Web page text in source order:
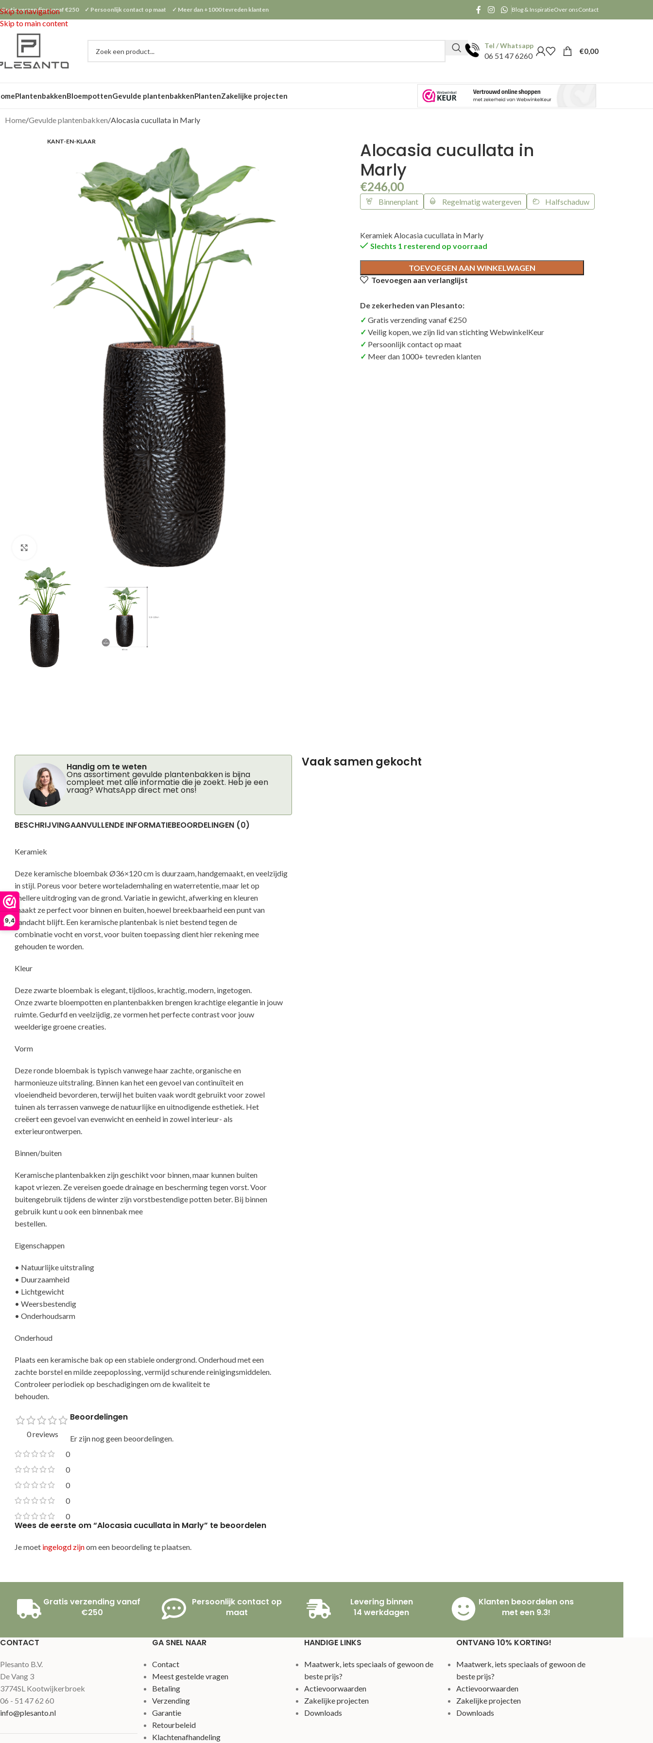
9,4
Skip to navigation
Skip to main content
verzending vanaf €250 ✓ Persoonlijk contact op maat ✓ Meer dan +1000 tevreden klanten Blog & InspiratieOver onsContact
Tel / Whatsapp
06 51 47 6260
€0,00
PlantenbakkenBloempottenGevulde plantenbakkenPlantenZakelijke projecten
Home Gevulde plantenbakken Alocasia cucullata in Marly
KANT-EN-KLAAR
Alocasia cucullata in
Marly
€246,00
Binnenplant Regelmatig watergeven Halfschaduw
Keramiek Alocasia cucullata in Marly
Slechts 1 resterend op voorraad
TOEVOEGEN AAN WINKELWAGEN
Toevoegen aan verlanglijst
De zekerheden van Plesanto:
Gratis verzending vanaf €250
Veilig kopen, we zijn lid van stichting WebwinkelKeur
Persoonlijk contact op maat
Meer dan 1000+ tevreden klanten
Handig om te weten
Ons assortiment gevulde plantenbakken is bijna
compleet met alle informatie die je zoekt. Heb je een
vraag? WhatsApp direct met ons!
BESCHRIJVINGAANVULLENDE INFORMATIEBEOORDELINGEN (0)
Keramiek
Deze keramische bloembak Ø36×120 cm is duurzaam, handgemaakt, en veelzijdig
in stijl. Poreus voor betere wortelademhaling en waterretentie, maar let op
snellere uitdroging van de grond. Variatie in gewicht, afwerking en kleuren
maakt ze perfect voor binnen en buiten, hoewel breekbaarheid een punt van
aandacht blijft. Een keramische plantenbak is niet bestend tegen de
combinatie vocht en vorst, voor buiten toepassing dient hier rekening mee
gehouden te worden.
Kleur
Deze zwarte bloembak is elegant, tijdloos, krachtig, modern, ingetogen.
Onze zwarte bloempotten en plantenbakken brengen krachtige elegantie in jouw
ruimte. Gedurfd en veelzijdig, ze vormen het perfecte contrast voor jouw
weelderige groene creaties.
Vorm
Deze ronde bloembak is typisch vanwege haar zachte, organische en
harmonieuze uitstraling. Binnen kan het een gevoel van continuïteit en
vloeiendheid bevorderen, terwijl het buiten vaak wordt gebruikt voor zowel
tuinen als terrassen vanwege de natuurlijke en uitnodigende esthetiek. Het
creëert een gevoel van evenwicht en eenheid in zowel interieur- als
exterieurontwerpen.
Binnen/buiten
Keramische plantenbakken zijn geschikt voor binnen, maar kunnen buiten
kapot vriezen. Ze vereisen goede drainage en bescherming tegen vorst. Voor
buitengebruik tijdens de winter zijn vorstbestendige potten beter. Bij binnen
gebruik kunt u ook een binnenbak mee
Eigenschappen
• Natuurlijke uitstraling
• Duurzaamheid
• Lichtgewicht
• Weersbestendig
• Onderhoudsarm
Onderhoud
Plaats een keramische bak op een stabiele ondergrond. Onderhoud met een
zachte borstel en milde zeepoplossing, vermijd schurende reinigingsmiddelen.
Controleer periodiek op beschadigingen om de kwaliteit te
0 reviews
0
0
0
0
0
Beoordelingen
Er zijn nog geen beoordelingen.
Wees de eerste om “Alocasia cucullata in Marly” te beoordelen
Je moet ingelogd zijnom een beoordeling te plaatsen.
Vaak samen gekocht
Gratis verzending vanaf
€250
Persoonlijk contact op
maat
Levering binnen
14 werkdagen
Klanten beoordelen ons
met een 9.3!
CONTACT
Plesanto B.V.
De Vang 3
3774SL Kootwijkerbroek
06 - 51 47 62 60
info@plesanto.nl
GA SNEL NAAR
Contact
Meest gestelde vragen
Betaling
Verzending
Garantie
Retourbeleid
Klachtenafhandeling
HANDIGE LINKS
Maatwerk, iets speciaals of gewoon de
beste prijs?
Actievoorwaarden
Zakelijke projecten
Downloads
ONTVANG 10% KORTING!
Maatwerk, iets speciaals of gewoon de
beste prijs?
Actievoorwaarden
Zakelijke projecten
Downloads